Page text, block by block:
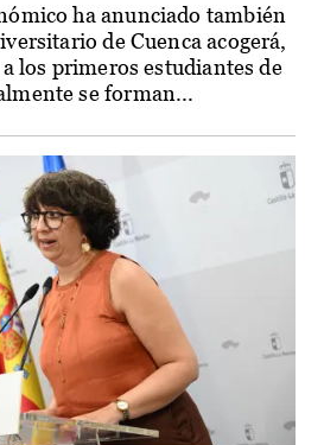
ha anunciado también
de Cuenca acogerá,
los primeros estudiantes de
se forman...